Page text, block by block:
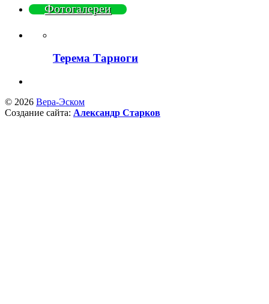
Фотогалереи
Терема Тарноги
© 2026 Вера-Эском
Создание сайта: Александр Старков